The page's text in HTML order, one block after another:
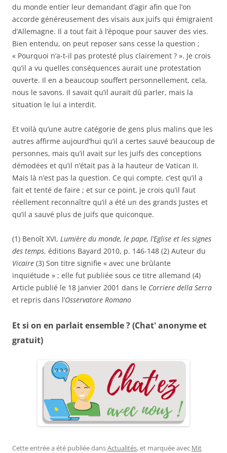
du monde entier leur demandant d’agir afin que l’on
accorde généreusement des visais aux juifs qui émigraient
d’Allemagne. Il a tout fait à l’époque pour sauver des vies.
Bien entendu, on peut reposer sans cesse la question ;
« Pourquoi n’a-t-il pas protesté plus clairement ? ». Je crois
qu’il a vu quelles conséquences aurait une protestation
ouverte. Il en a beaucoup souffert personnellement, cela,
nous le savons. Il savait qu’il aurait dû parler, mais la
situation le lui a interdit.
Et voilà qu’une autre catégorie de gens plus malins que les
autres affirme aujourd’hui qu’il a certes sauvé beaucoup de
personnes, mais qu’il avait sur les juifs des conceptions
démodées et qu’il n’était pas à la hauteur de Vatican II.
Mais là n’est pas la question. Ce qui compte, c’est qu’il a
fait et tenté de faire ; et sur ce point, je crois qu’il faut
réellement reconnaître qu’il a été un des grands Justes et
qu’il a sauvé plus de juifs que quiconque.
(1) Benoît XVI, Lumière du monde, le pape, l’Eglise et les signes
des temps, éditions Bayard 2010, p. 146-148 (2) Auteur du
Vicaire (3) Son titre signifie « avec une brûlante
inquiétude » ; elle fut publiée sous ce titre allemand (4)
Article publié le 18 janvier 2001 dans le Corriere della Serra
et repris dans l’Osservatore Romano
Et si on en parlait ensemble ? (Chat' anonyme et
gratuit)
Cette entrée a été publiée dansActualités, et marquée avec Mit